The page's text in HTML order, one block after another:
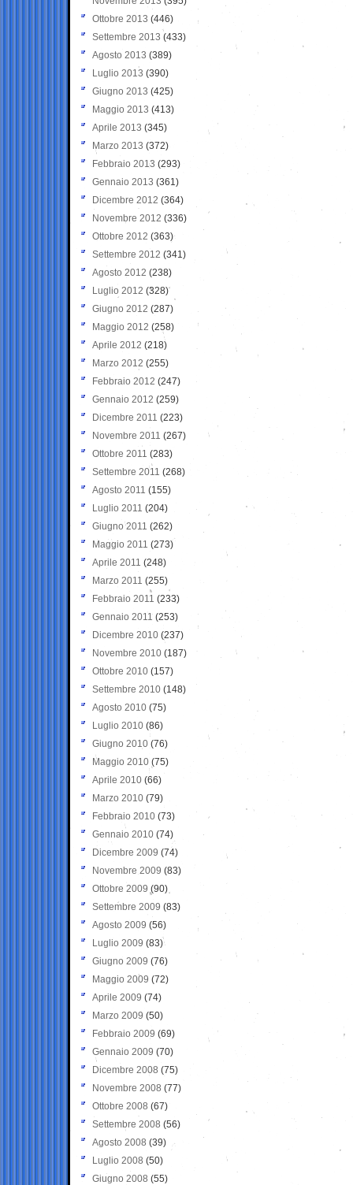
Ottobre 2013 (446)
Settembre 2013 (433)
Agosto 2013 (389)
Luglio 2013 (390)
Giugno 2013 (425)
Maggio 2013 (413)
Aprile 2013 (345)
Marzo 2013 (372)
Febbraio 2013 (293)
Gennaio 2013 (361)
Dicembre 2012 (364)
Novembre 2012 (336)
Ottobre 2012 (363)
Settembre 2012 (341)
Agosto 2012 (238)
Luglio 2012 (328)
Giugno 2012 (287)
Maggio 2012 (258)
Aprile 2012 (218)
Marzo 2012 (255)
Febbraio 2012 (247)
Gennaio 2012 (259)
Dicembre 2011 (223)
Novembre 2011 (267)
Ottobre 2011 (283)
Settembre 2011 (268)
Agosto 2011 (155)
Luglio 2011 (204)
Giugno 2011 (262)
Maggio 2011 (273)
Aprile 2011 (248)
Marzo 2011 (255)
Febbraio 2011 (233)
Gennaio 2011 (253)
Dicembre 2010 (237)
Novembre 2010 (187)
Ottobre 2010 (157)
Settembre 2010 (148)
Agosto 2010 (75)
Luglio 2010 (86)
Giugno 2010 (76)
Maggio 2010 (75)
Aprile 2010 (66)
Marzo 2010 (79)
Febbraio 2010 (73)
Gennaio 2010 (74)
Dicembre 2009 (74)
Novembre 2009 (83)
Ottobre 2009 (90)
Settembre 2009 (83)
Agosto 2009 (56)
Luglio 2009 (83)
Giugno 2009 (76)
Maggio 2009 (72)
Aprile 2009 (74)
Marzo 2009 (50)
Febbraio 2009 (69)
Gennaio 2009 (70)
Dicembre 2008 (75)
Novembre 2008 (77)
Ottobre 2008 (67)
Settembre 2008 (56)
Agosto 2008 (39)
Luglio 2008 (50)
Giugno 2008 (55)